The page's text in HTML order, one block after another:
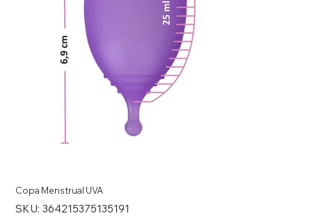
Copa Menstrual UVA
SKU: SKU
364215375135191
364215375135191